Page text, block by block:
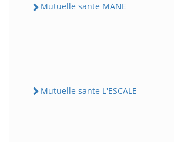
Mutuelle sante MANE
Mutuelle sante L'ESCALE